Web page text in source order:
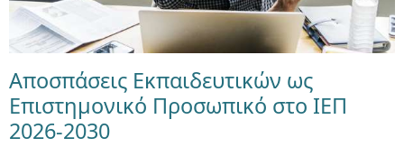
Αποσπάσεις Εκπαιδευτικών ως
Επιστημονικό Προσωπικό στο ΙΕΠ
2026-2030